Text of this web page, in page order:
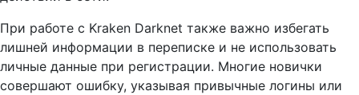
При работе с Kraken Darknet также важно избегать
лишней информации в переписке и не использовать
личные данные при регистрации. Многие новички
совершают ошибку, указывая привычные логины или